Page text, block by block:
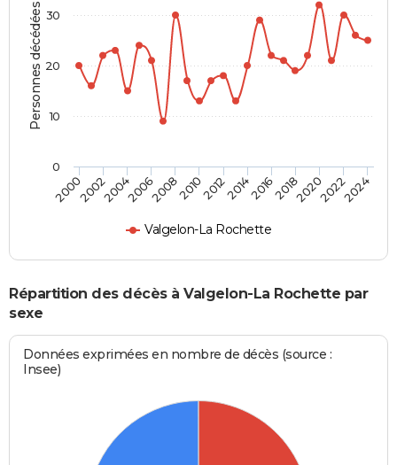
Personnes décédées
Valgelon-La Rochette
2000200220042006200820102012201420162018202020222024
10
20
30
0
Répartition des décès à Valgelon-La Rochette par
sexe
Données exprimées en nombre de décès (source :
Insee)